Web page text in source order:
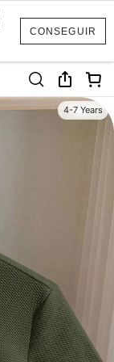
CONSEGUIR
4-7 Years